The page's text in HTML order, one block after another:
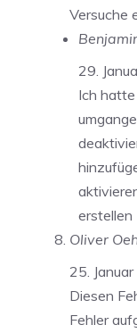
Versuche
29.
Ich hatte
erstellen
Oliver
25.
Diesen
Fehler